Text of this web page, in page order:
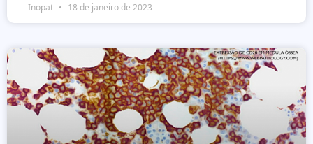
Inopat 18 de janeiro de 2023